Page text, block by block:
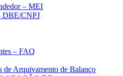
– MEI
DBE/CNPJ
– FAQ
de Arquivamento de Balanço